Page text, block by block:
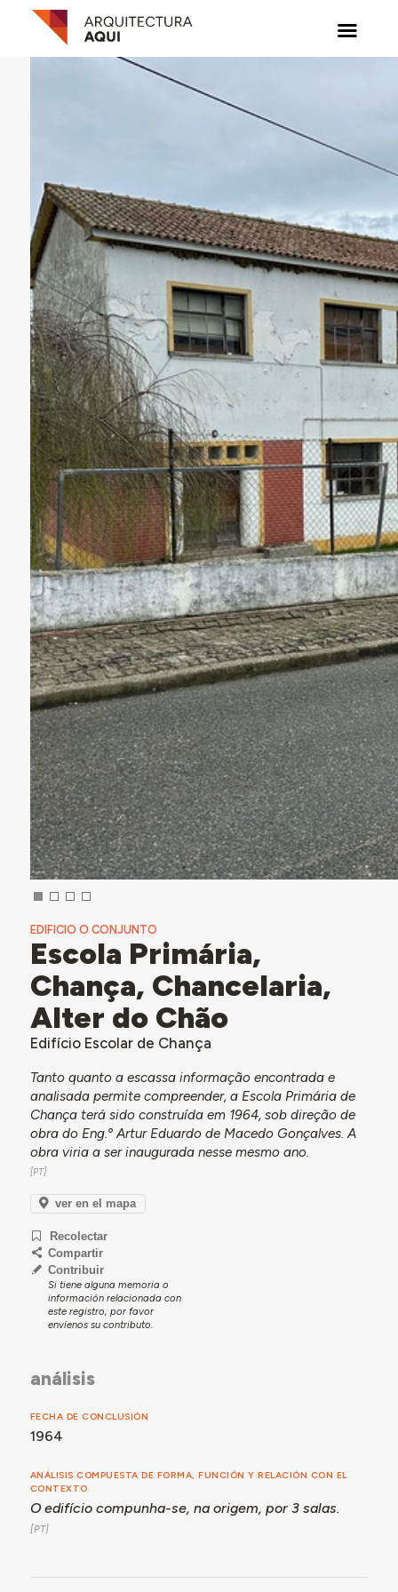
EDIFICIO O CONJUNTO
Escola Primária,
Chança, Chancelaria,
Alter do Chão
Edifício Escolar de Chança
Tanto quanto a escassa informação encontrada e
analisada permite compreender, a Escola Primária de
Chança terá sido construída em 1964, sob direção de
obra do Eng.º Artur Eduardo de Macedo Gonçalves. A
obra viria a ser inaugurada nesse mesmo ano.
ver en el mapa
Recolectar
Compartir
Contribuir
Si tiene alguna memoria o
información relacionada con
este registro, por favor
envíenos su contributo.
análisis
FECHA DE CONCLUSIÓN
1964
ANÁLISIS COMPUESTA DE FORMA, FUNCIÓN Y RELACIÓN CON EL
CONTEXTO
O edifício compunha-se, na origem, por 3 salas.